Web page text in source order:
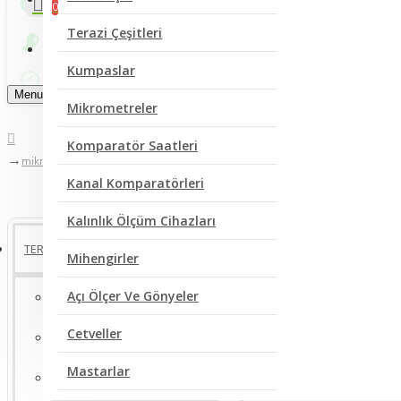
0
Terazi Çeşitleri
Kumpaslar
Mikrometreler
Komparatör Saatleri
Kanal Komparatörleri
Kalınlık Ölçüm Cihazları
Mihengirler
Açı Ölçer Ve Gönyeler
Cetveller
Mastarlar
Bize Yazın
Menu
mikrometreler
TERMOMETRE ÇEŞİTLERİ
Sıcaklık Ölçer Dijital Termometreler
Buzdolabı Termometreleri
Gıda Termometreleri/Saplama Tipli